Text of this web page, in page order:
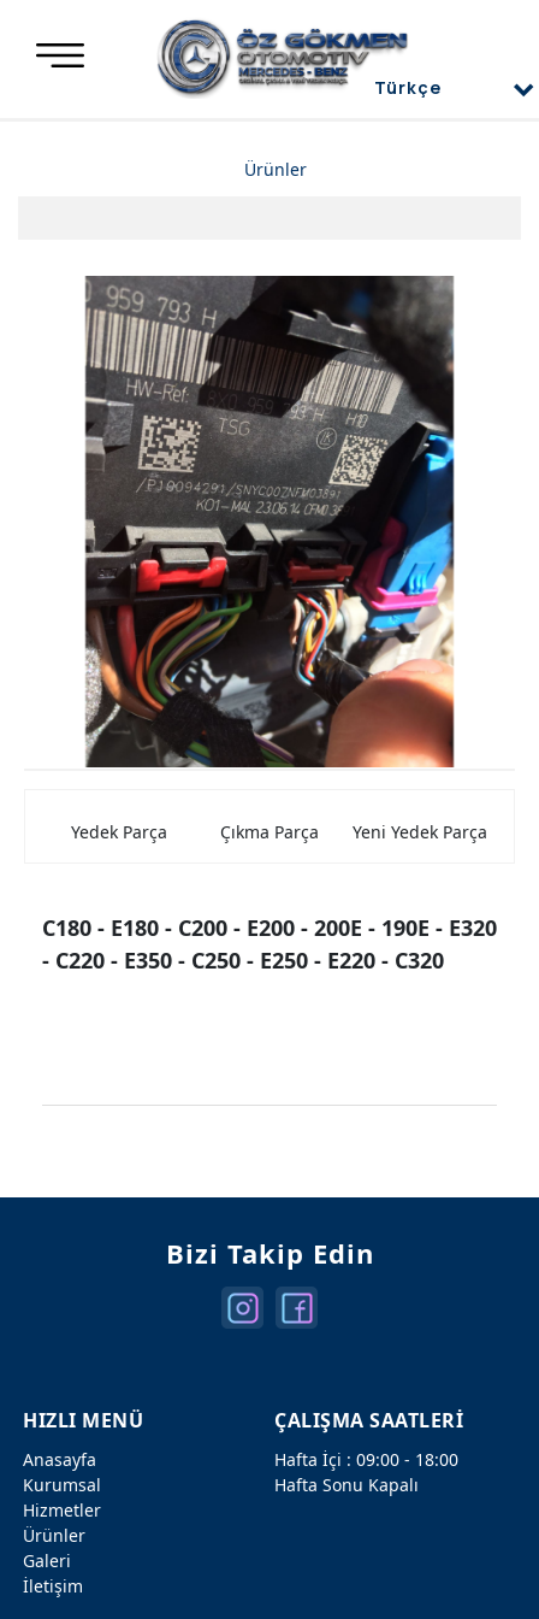
Ürünler
Mercedes Motor Aksamları ve Komple Motorlar
Mercedes Difransiyel
Mercedes Üst Kapaklar
Mercedes Direksiyon Power
Mercedes Radyatör ve İnterkol
Mercedes Ön ve Arka Tampon
Mercedes Kaporta Aksamları
Mercedes Elektrik Aksamları
Mercedes Beyin
Mercedes Farlar ve Stop Lambası
Mercedes Şarz ve Marş Dinamolar
Mercedes Cam Krikosu
Mercedes Jantlar
Yedek Parça Çıkma Parça Yeni Yedek Parça
C180 - E180 - C200 - E200 - 200E - 190E - E320
- C220 - E350 - C250 - E250 - E220 - C320
Türkçe
English
Bizi Takip Edin
HIZLI MENÜ
Anasayfa
Kurumsal
Hizmetler
Ürünler
Galeri
İletişim
ÇALIŞMA SAATLERİ
Hafta İçi : 09:00 - 18:00
Hafta Sonu Kapalı